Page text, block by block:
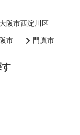
大阪市西淀川区
市 門真市